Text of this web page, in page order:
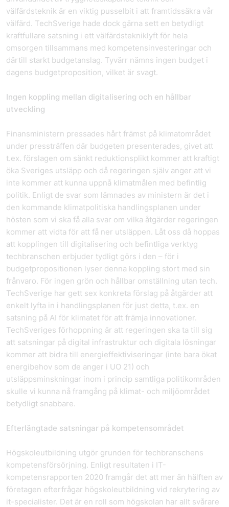
välfärdsteknik är en viktig pusselbit i att framtidssäkra vår
välfärd. TechSverige hade dock gärna sett en betydligt
kraftfullare satsning i ett välfärdstekniklyft för hela
omsorgen tillsammans med kompetensinvesteringar och
därtill starkt budgetanslag. Tyvärr nämns ingen budget i
dagens budgetproposition, vilket är svagt.
Ingen koppling mellan digitalisering och en hållbar
utveckling
Finansministern pressades hårt främst på klimatområdet
under pressträffen där budgeten presenterades, givet att
t.ex. förslagen om sänkt reduktionsplikt kommer att kraftigt
öka Sveriges utsläpp och då regeringen själv anger att vi
inte kommer att kunna uppnå klimatmålen med befintlig
politik. Enligt de svar som lämnades av ministern är det i
den kommande klimatpolitiska handlingsplanen under
hösten som vi ska få alla svar om vilka åtgärder regeringen
kommer att vidta för att få ner utsläppen. Låt oss då hoppas
att kopplingen till digitalisering och befintliga verktyg
techbranschen erbjuder tydligt görs i den – för i
budgetpropositionen lyser denna koppling stort med sin
frånvaro. För ingen grön och hållbar omställning utan tech.
TechSverige har gett sex konkreta förslag på åtgärder att
enkelt lyfta in i handlingsplanen för just detta, t.ex. en
satsning på AI för klimatet för att främja innovationer.
TechSveriges förhoppning är att regeringen ska ta till sig
att satsningar på digital infrastruktur och digitala lösningar
kommer att bidra till energieffektiviseringar (inte bara ökat
energibehov som de anger i UO 21) och
utsläppsminskningar inom i princip samtliga politikområden
skulle vi kunna nå framgång på klimat- och miljöområdet
betydligt snabbare.
Efterlängtade satsningar på kompetensområdet
Högskoleutbildning utgör grunden för techbranschens
kompetensförsörjning. Enligt resultaten i IT-
kompetensrapporten 2020 framgår det att mer än hälften av
företagen efterfrågar högskoleutbildning vid rekrytering av
it-specialister. Det är en roll som högskolan har allt svårare